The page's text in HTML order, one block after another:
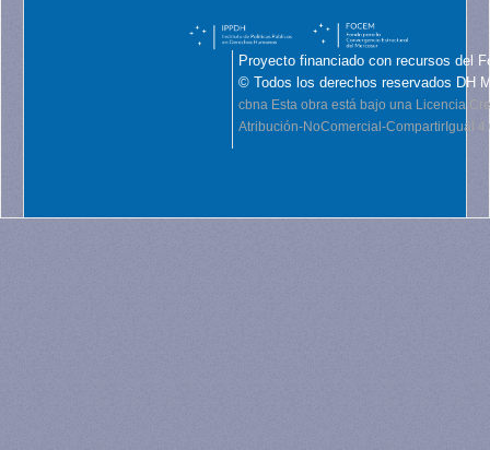
Proyecto financiado con recursos del
© Todos los derechos reservados DH
cbna Esta obra está bajo una Licencia
Atribución-NoComercial-CompartirIgual